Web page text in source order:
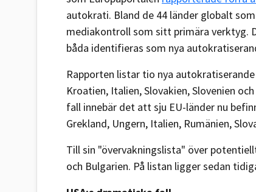
autokrati. Bland de 44 länder globalt
mediakontroll som sitt primära verktyg.
båda identifieras som nya
Rapporten listar tio nya
Kroatien, Italien, Slovakien, Slovenien
fall innebär det att sju EU-länder nu
Grekland, Ungern, Italien, Rumänien,
Till sin "övervakningslista" över
och Bulgarien. På listan ligger sedan